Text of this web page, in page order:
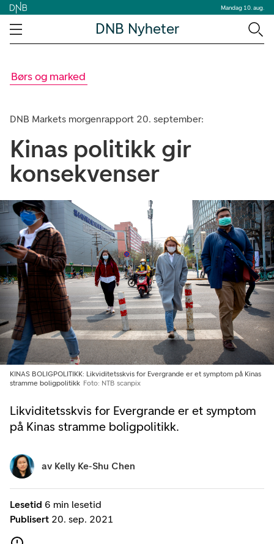
Mandag 10. aug.
DNB Nyheter
Børs og marked
DNB Markets morgenrapport 20. september:
Kinas politikk gir
konsekvenser
Likviditetsskvis for Evergrande er et symptom
på Kinas stramme boligpolitikk.
KINAS BOLIGPOLITIKK: Likviditetsskvis for Evergrande er et symptom på Kinas
stramme boligpolitikk Foto: NTB scanpix
Lesetid 6 min lesetid
Publisert 20. sep. 2021
av Kelly Ke-Shu Chen